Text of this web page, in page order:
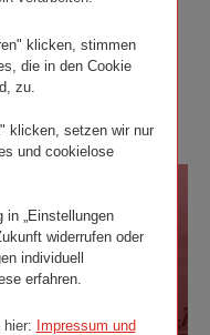
Pavel Brăila
Happiness is in
klicken, stimmen
die in den Cookie
zu.
klicken, setzen wir nur
und cookielose
„Einstellungen
widerrufen oder
individuell
erfahren.
hier: Impressum und